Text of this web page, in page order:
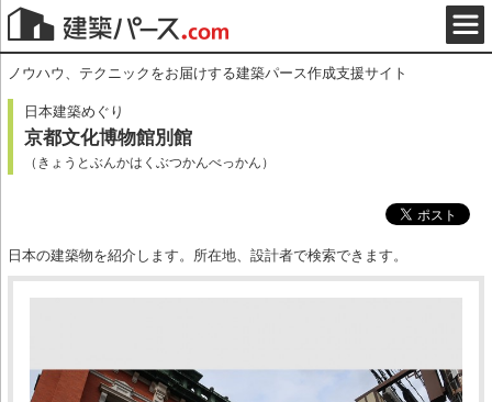
ノウハウ、テクニックをお届けする建築パース作成支援サイト
日本建築めぐり
京都文化博物館別館
（きょうとぶんかはくぶつかんべっかん）
日本の建築物を紹介します。所在地、設計者で検索できます。